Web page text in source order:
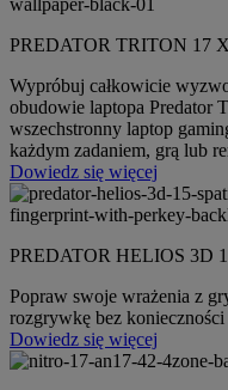
PREDATOR TRITON 17 X
Wypróbuj całkowicie
obudowie laptopa Predator
wszechstronny laptop
każdym zadaniem, grą lub
Dowiedz się więcej
PREDATOR HELIOS 3D
Popraw swoje wrażenia z
rozgrywkę bez
Dowiedz się więcej